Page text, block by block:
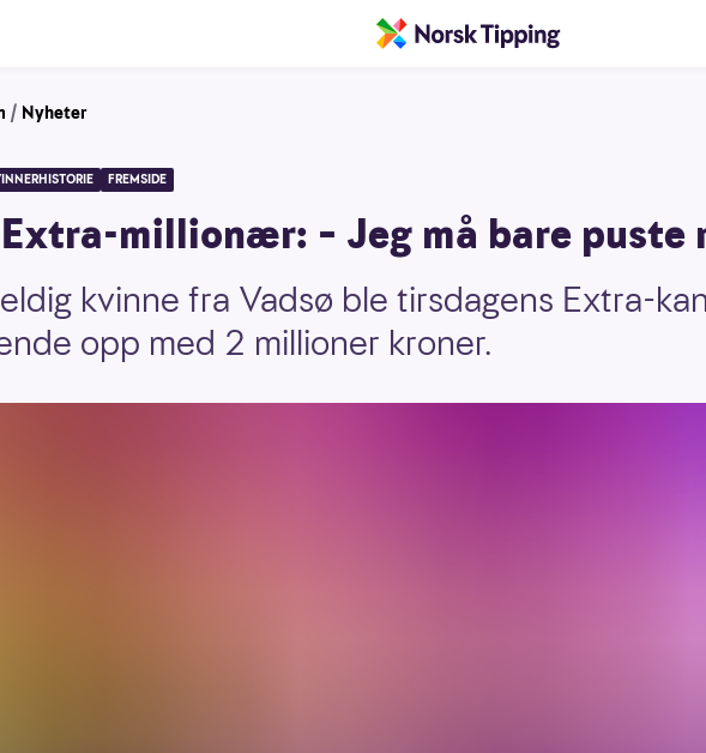
/ Nyheter
FREMSIDE
millionær: – Jeg må bare puste
kvinne fra Vadsø ble tirsdagens Extra-
opp med 2 millioner kroner.